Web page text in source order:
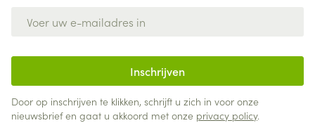
Inschrijven
Door op inschrijven te klikken, schrijft u zich in voor onze
nieuwsbrief en gaat u akkoord met onze privacy policy.